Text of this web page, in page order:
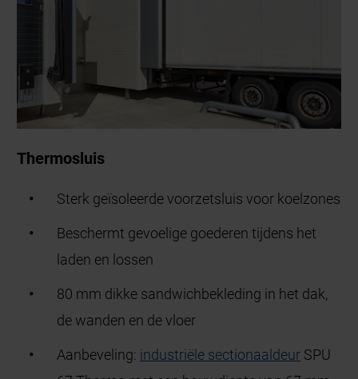
Thermosluis
Sterk geïsoleerdevoorzetsluisvoor koelzones
Beschermt gevoelige goederen tijdens het
laden en lossen
80 mm dikke sandwichbekleding in het dak,
de wanden en de vloer
Aanbeveling: industriële sectionaaldeur SPU